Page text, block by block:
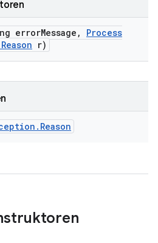
errorMessage ,
Process
Reason r)
. Reason